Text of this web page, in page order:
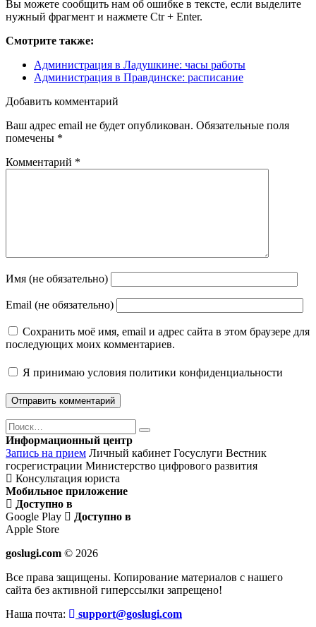
Вы можете сообщить нам об ошибке в тексте, если выделите
нужный фрагмент и нажмете Ctr + Enter.
Смотрите также:
Администрация в Ладушкине: часы работы
Администрация в Правдинске: расписание
Добавить комментарий
Ваш адрес email не будет опубликован. Обязательные поля
помечены *
Комментарий *
Имя (не обязательно)
Email (не обязательно)
Сохранить моё имя, email и адрес сайта в этом браузере для
последующих моих комментариев.
Я принимаю условия политики конфиденциальности
Поиск
Найти
Информационный центр
Запись на прием Личный кабинет Госуслуги Вестник
госрегистрации Министерство цифрового развития
Консультация юриста
Мобильное приложение
Доступно в
Google Play
Доступно в
Apple Store
goslugi.com © 2026
Все права защищены. Копирование материалов с нашего
сайта без активной гиперссылки запрещено!
Наша почта:
support@goslugi.com